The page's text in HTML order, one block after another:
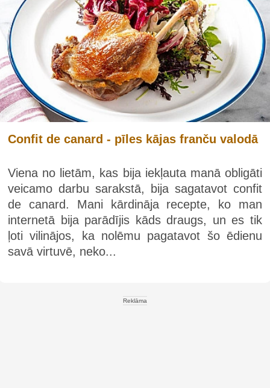
Confit de canard - pīles kājas franču valodā
Viena no lietām, kas bija iekļauta manā obligāti
veicamo darbu sarakstā, bija sagatavot confit
de canard. Mani kārdināja recepte, ko man
internetā bija parādījis kāds draugs, un es tik
ļoti vilinājos, ka nolēmu pagatavot šo ēdienu
savā virtuvē, neko...
Reklāma